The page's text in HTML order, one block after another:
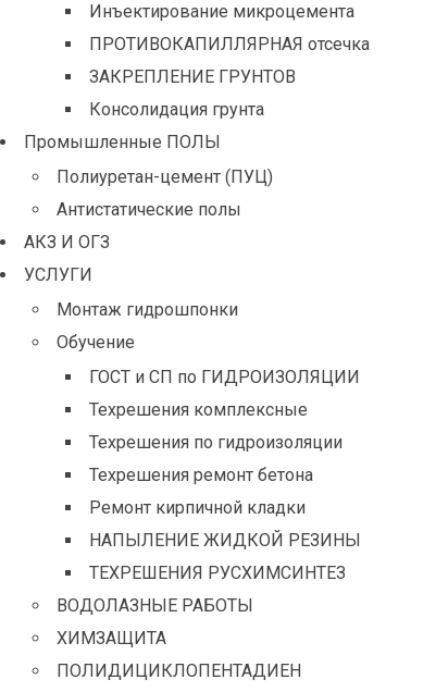
Инъектирование микроцемента
ПРОТИВОКАПИЛЛЯРНАЯ отсечка
ЗАКРЕПЛЕНИЕ ГРУНТОВ
Консолидация грунта
Промышленные ПОЛЫ
Полиуретан-цемент (ПУЦ)
Антистатические полы
АКЗ И ОГЗ
УСЛУГИ
Монтаж гидрошпонки
Обучение
ГОСТ и СП по ГИДРОИЗОЛЯЦИИ
Техрешения комплексные
Техрешения по гидроизоляции
Техрешения ремонт бетона
Ремонт кирпичной кладки
НАПЫЛЕНИЕ ЖИДКОЙ РЕЗИНЫ
ТЕХРЕШЕНИЯ РУСХИМСИНТЕЗ
ВОДОЛАЗНЫЕ РАБОТЫ
ХИМЗАЩИТА
ПОЛИДИЦИКЛОПЕНТАДИЕН